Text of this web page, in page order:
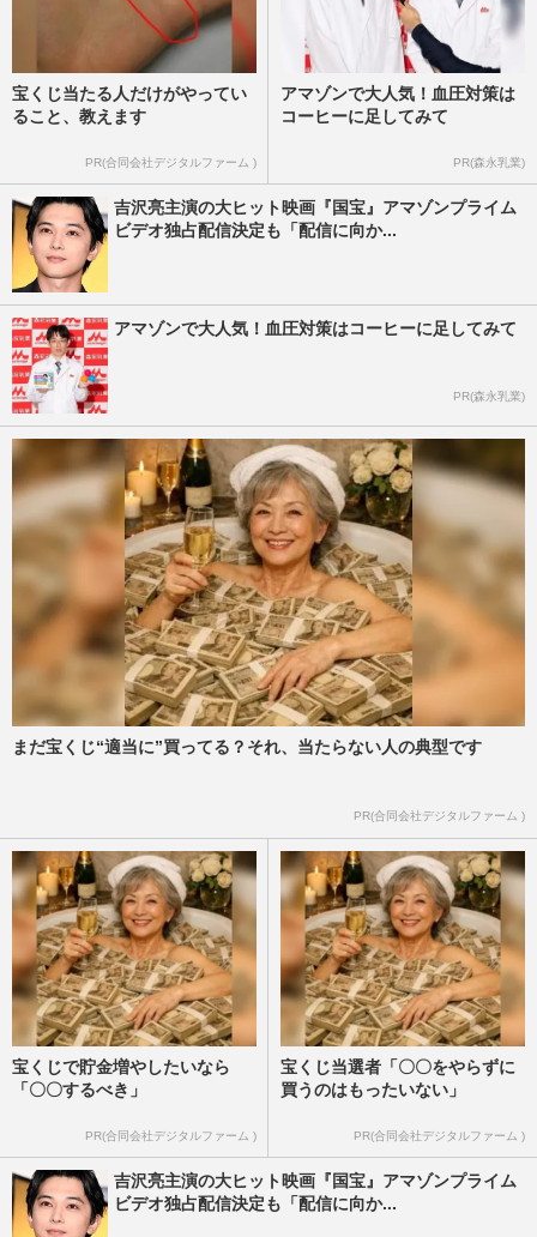
宝くじ当たる人だけがやってい
ること、教えます
PR(合同会社デジタルファーム )
アマゾンで大人気！血圧対策は
コーヒーに足してみて
PR(森永乳業)
吉沢亮主演の大ヒット映画『国宝』アマゾンプライム
ビデオ独占配信決定も「配信に向か...
アマゾンで大人気！血圧対策はコーヒーに足してみて
PR(森永乳業)
まだ宝くじ“適当に”買ってる？それ、当たらない人の典型です
PR(合同会社デジタルファーム )
宝くじで貯金増やしたいなら
「〇〇するべき」
PR(合同会社デジタルファーム )
宝くじ当選者「〇〇をやらずに
買うのはもったいない」
PR(合同会社デジタルファーム )
吉沢亮主演の大ヒット映画『国宝』アマゾンプライム
ビデオ独占配信決定も「配信に向か...